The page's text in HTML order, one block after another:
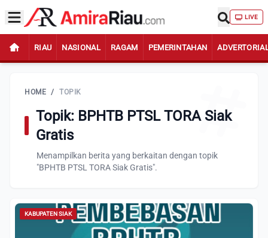
LIVE
RIAU NASIONAL RAGAM PEMERINTAHAN
HOME / TOPIK
Topik: BPHTB PTSL TORA Siak
Gratis
Menampilkan berita yang berkaitan dengan topik
"BPHTB PTSL TORA Siak Gratis".
KABUPATEN SIAK